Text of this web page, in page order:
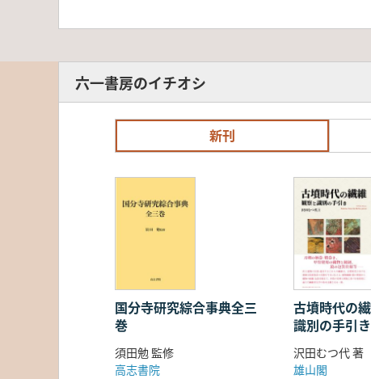
六一書房のイチオシ
新刊
国分寺研究綜合事典全三
巻
須田勉 監修
高志書院
古墳時代の
識別の手引き
沢田むつ代 著
雄山閣